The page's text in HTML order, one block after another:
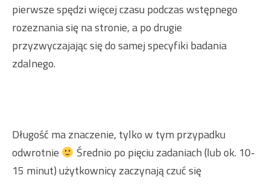
pierwsze spędzi więcej czasu podczas wstępnego
rozeznania się na stronie, a po drugie
przyzwyczajając się do samej specyfiki badania
zdalnego.
Długość ma znaczenie, tylko w tym przypadku
odwrotnie
Średnio po pięciu zadaniach (lub ok. 10-
15 minut) użytkownicy zaczynają czuć się